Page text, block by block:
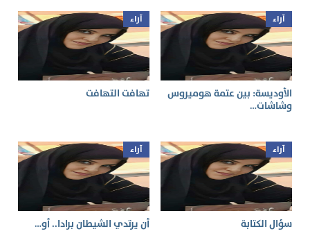
آراء
الأوديسة: بين عتمة هوميروس
وشاشات…
آراء
تهافت التهافت
آراء
سؤال الكتابة
آراء
أن يرتدي الشيطان برادا.. أو…